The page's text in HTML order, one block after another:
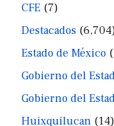
CFE (7)
Destacados
Estado de México
Gobierno del
Gobierno del
Huixquilucan (14)